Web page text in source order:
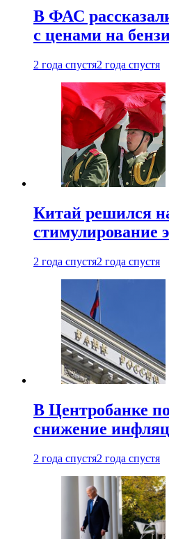
В ФАС
с ценами на
2 года спустя2 года спустя
Китай решился
стимулирование
2 года спустя2 года спустя
В Центробанке
снижение
2 года спустя2 года спустя